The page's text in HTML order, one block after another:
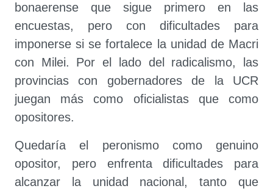
bonaerense que sigue primero en las
encuestas, pero con dificultades para
imponerse si se fortalece la unidad de Macri
con Milei. Por el lado del radicalismo, las
provincias con gobernadores de la UCR
juegan más como oficialistas que como
opositores.
Quedaría el peronismo como genuino
opositor, pero enfrenta dificultades para
alcanzar la unidad nacional, tanto que